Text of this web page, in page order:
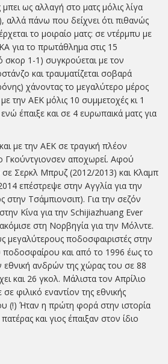
ως αλλαγή στο ματς μόλις λίγα
αλλά πάνω που δείχνει ότι πιθανώς
το μοιραίο ματς: σε ντέρμπυ με
για το πρωτάθλημα στις 15
σκορ 1-1) συγκρούεται με τον
και τραυματίζεται σοβαρά
χάνοντας το μεγαλύτερο μέρος
με την ΑΕΚ μόλις 10 συμμετοχές κι 1
έπαιξε και σε 4 ευρωπαικά ματς για
με την ΑΕΚ σε τραγική πλέον
Γκούντγιονσεν αποχωρεί. Αφού
σε Σερκλ Μπρυζ (2012/2013) και Κλαμπ
επέστρεψε στην Αγγλία για την
στην Τσάμπιονσιπ). Για την σεζόν
Κίνα για την Schijiazhuang Ever
στη Νορβηγία για την Μόλντε.
μεγαλύτερους ποδοσφαιριστές στην
ποδοσφαίρου και από το 1996 έως το
εθνική ανδρών της χώρας του σε 88
και 26 γκολ. Μάλιστα τον Απρίλιο
φιλικό εναντίον της εθνικής
(!) Ήταν η πρώτη φορά στην ιστορία
και γιος έπαιξαν στον ίδιο